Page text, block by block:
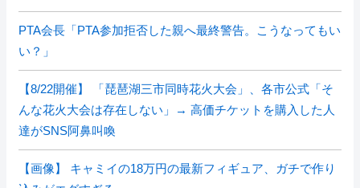
PTA会長「PTA参加拒否した親へ最終警告。こうなってもい
い？」
【8/22開催】 「琵琶湖三市同時花火大会」、各市公式「そ
んな花火大会は存在しない」→ 高価チケットを購入した人
達がSNS阿鼻叫喚
【画像】 キャミイの18万円の最新フィギュア、ガチで作り